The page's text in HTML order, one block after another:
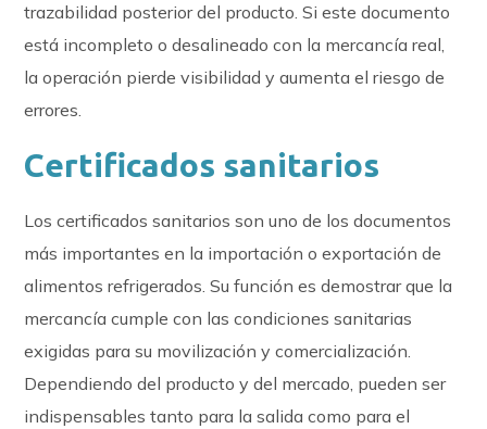
trazabilidad posterior del producto. Si este documento
está incompleto o desalineado con la mercancía real,
la operación pierde visibilidad y aumenta el riesgo de
errores.
Certificados sanitarios
Los certificados sanitarios son uno de los documentos
más importantes en la importación o exportación de
alimentos refrigerados. Su función es demostrar que la
mercancía cumple con las condiciones sanitarias
exigidas para su movilización y comercialización.
Dependiendo del producto y del mercado, pueden ser
indispensables tanto para la salida como para el